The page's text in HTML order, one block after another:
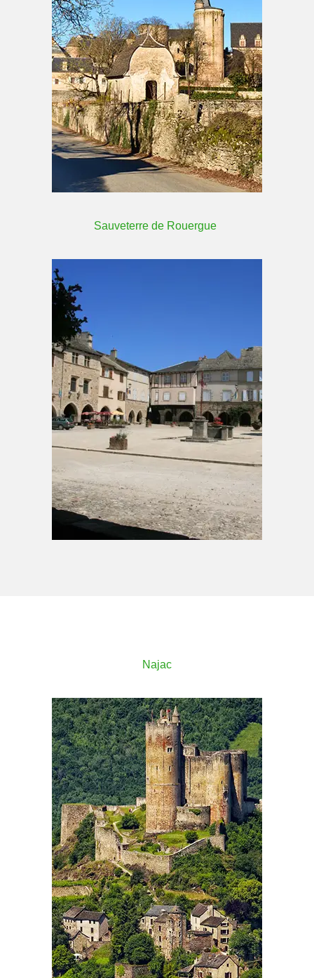
Sauveterre de Rouergue
Najac